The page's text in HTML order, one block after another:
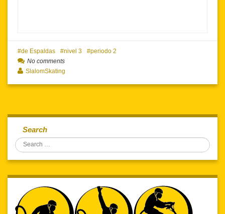
de Espaldas nivel 3
periodo 2
No comments
SlalomSkating
Search